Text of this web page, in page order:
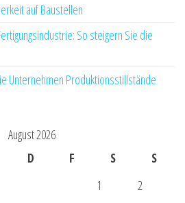
auf Baustellen
So steigern Sie die
Unternehmen Produktionsstillstände
August 2026
D F S
S
1
2